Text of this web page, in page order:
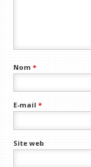
Nom*
E-mail*
Site web